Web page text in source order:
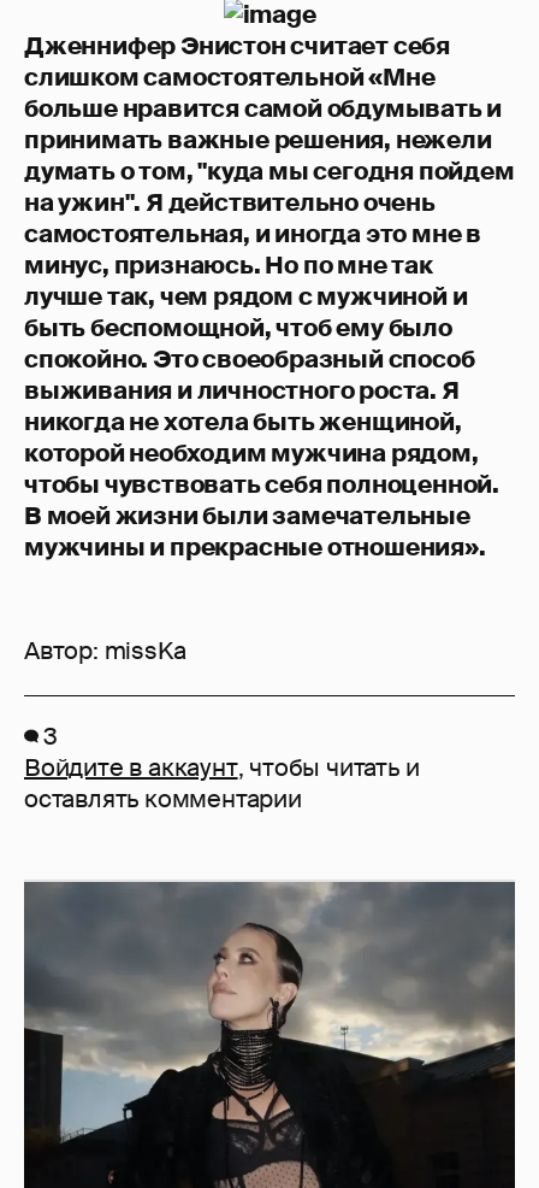
Дженнифер Энистон считает себя
слишком самостоятельной «Мне
больше нравится самой обдумывать и
принимать важные решения, нежели
думать о том, "куда мы сегодня пойдем
на ужин". Я действительно очень
самостоятельная, и иногда это мне в
минус, признаюсь. Но по мне так
лучше так, чем рядом с мужчиной и
быть беспомощной, чтоб ему было
спокойно. Это своеобразный способ
выживания и личностного роста. Я
никогда не хотела быть женщиной,
которой необходим мужчина рядом,
чтобы чувствовать себя полноценной.
В моей жизни были замечательные
мужчины и прекрасные отношения».
Автор: missKa
3
Войдите в аккаунт, чтобы читать и
оставлять комментарии